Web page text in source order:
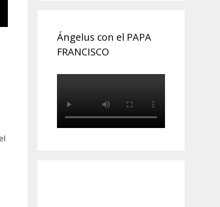
Ángelus con el PAPA
FRANCISCO